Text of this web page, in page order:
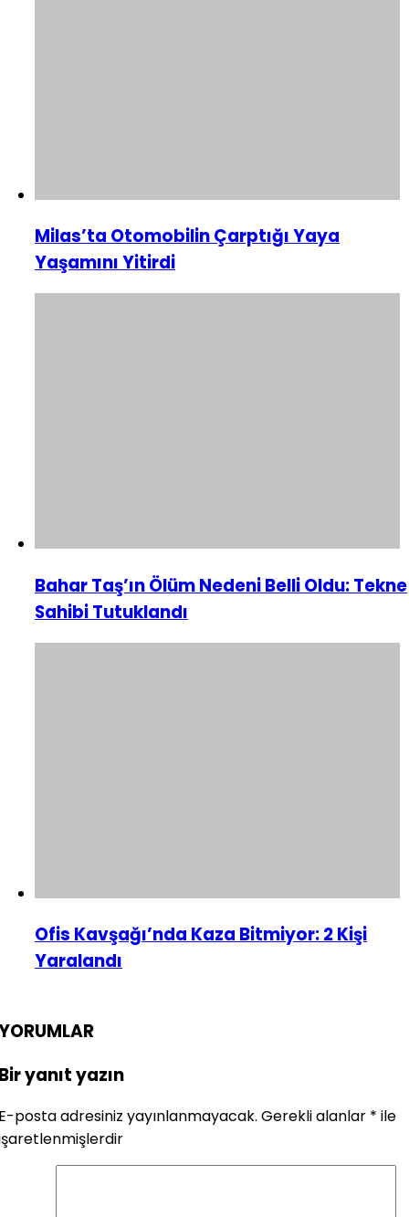
Milas’ta Otomobilin Çarptığı Yaya
Yaşamını Yitirdi
Bahar Taş’ın Ölüm Nedeni Belli Oldu: Tekne
Sahibi Tutuklandı
Ofis Kavşağı’nda Kaza Bitmiyor: 2 Kişi
Yaralandı
yanıt yazın
posta adresiniz yayınlanmayacak. Gerekli alanlar * ile